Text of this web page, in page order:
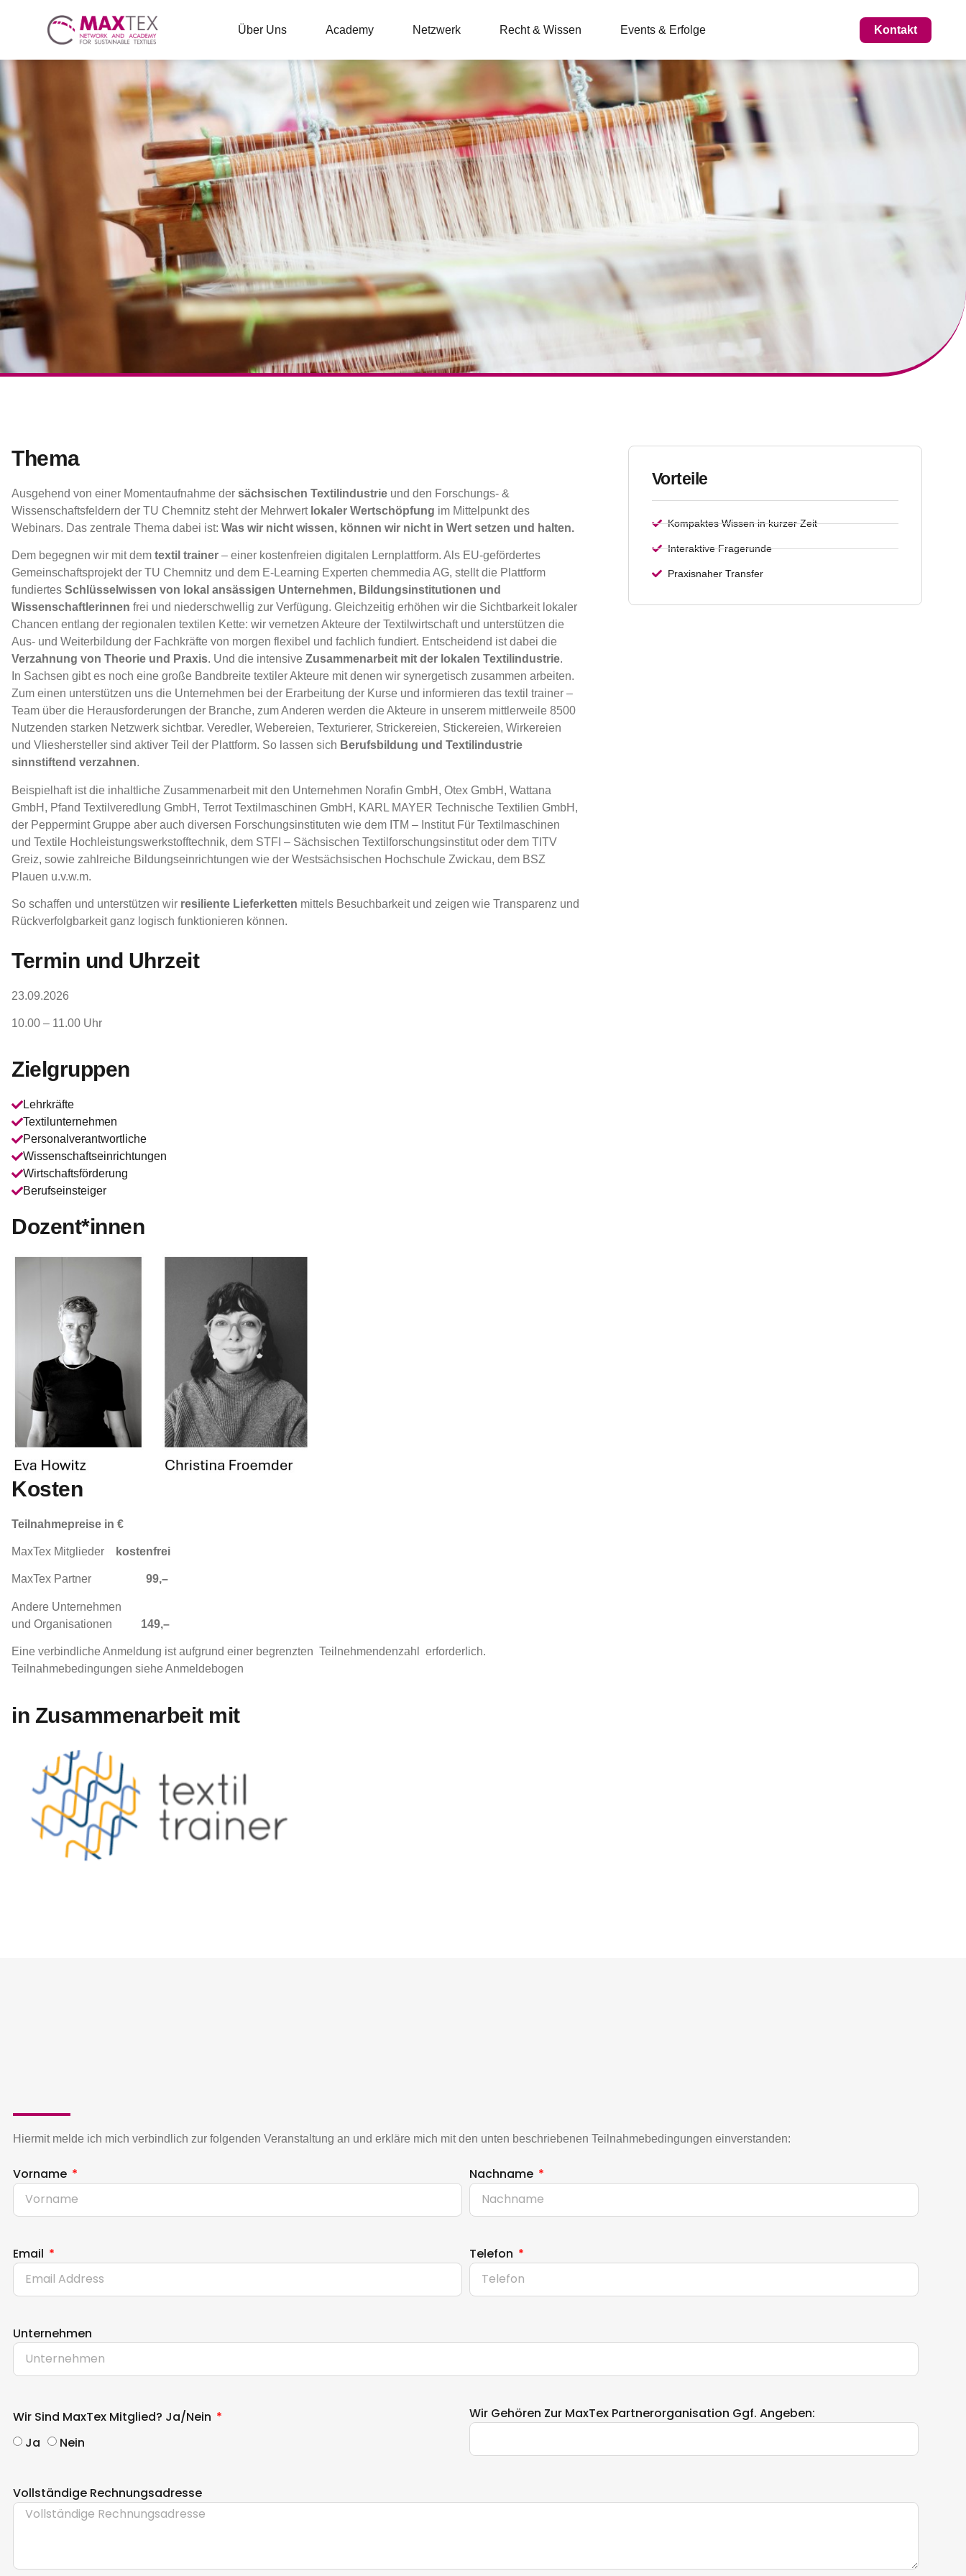
Über Uns Academy Netzwerk Recht & Wissen Events & Erfolge Kontakt
Thema
Ausgehend von einer Momentaufnahme der sächsischen Textilindustrie und den Forschungs- &
Wissenschaftsfeldern der TU Chemnitz steht der Mehrwert lokaler Wertschöpfung im Mittelpunkt des
Webinars. Das zentrale Thema dabei ist: Was wir nicht wissen, können wir nicht in Wert setzen und halten.
Dem begegnen wir mit dem textil trainer – einer kostenfreien digitalen Lernplattform. Als EU-gefördertes
Gemeinschaftsprojekt der TU Chemnitz und dem E-Learning Experten chemmedia AG, stellt die Plattform
fundiertes Schlüsselwissen von lokal ansässigen Unternehmen, Bildungsinstitutionen und
Wissenschaftlerinnen frei und niederschwellig zur Verfügung. Gleichzeitig erhöhen wir die Sichtbarkeit lokaler
Chancen entlang der regionalen textilen Kette: wir vernetzen Akteure der Textilwirtschaft und unterstützen die
Aus- und Weiterbildung der Fachkräfte von morgen flexibel und fachlich fundiert. Entscheidend ist dabei die
Verzahnung von Theorie und Praxis. Und die intensive Zusammenarbeit mit der lokalen Textilindustrie.
In Sachsen gibt es noch eine große Bandbreite textiler Akteure mit denen wir synergetisch zusammen arbeiten.
Zum einen unterstützen uns die Unternehmen bei der Erarbeitung der Kurse und informieren das textil trainer –
Team über die Herausforderungen der Branche, zum Anderen werden die Akteure in unserem mittlerweile 8500
Nutzenden starken Netzwerk sichtbar. Veredler, Webereien, Texturierer, Strickereien, Stickereien, Wirkereien
und Vlieshersteller sind aktiver Teil der Plattform. So lassen sich Berufsbildung und Textilindustrie
sinnstiftend verzahnen.
Beispielhaft ist die inhaltliche Zusammenarbeit mit den Unternehmen Norafin GmbH, Otex GmbH, Wattana
GmbH, Pfand Textilveredlung GmbH, Terrot Textilmaschinen GmbH, KARL MAYER Technische Textilien GmbH,
der Peppermint Gruppe aber auch diversen Forschungsinstituten wie dem ITM – Institut Für Textilmaschinen
und Textile Hochleistungswerkstofftechnik, dem STFI – Sächsischen Textilforschungsinstitut oder dem TITV
Greiz, sowie zahlreiche Bildungseinrichtungen wie der Westsächsischen Hochschule Zwickau, dem BSZ
Plauen u.v.w.m.
So schaffen und unterstützen wir resiliente Lieferketten mittels Besuchbarkeit und zeigen wie Transparenz und
Rückverfolgbarkeit ganz logisch funktionieren können.
Termin und Uhrzeit
23.09.2026
10.00 – 11.00 Uhr
Zielgruppen
Lehrkräfte
Textilunternehmen
Personalverantwortliche
Wissenschaftseinrichtungen
Wirtschaftsförderung
Berufseinsteiger
Dozent*innen
Kosten
Teilnahmepreise in €
MaxTex Mitglieder kostenfrei
MaxTex Partner 99,–
Andere Unternehmen
und Organisationen
149,–
Eine verbindliche Anmeldung ist aufgrund einer begrenzten Teilnehmendenzahl erforderlich.
Teilnahmebedingungen siehe Anmeldebogen
in Zusammenarbeit mit
Vorteile
Kompaktes Wissen in kurzer Zeit
Interaktive Fragerunde
Praxisnaher Transfer
Hiermit melde ich mich verbindlich zur folgenden Veranstaltung an und erkläre mich mit den unten beschriebenen Teilnahmebedingungen einverstanden:
Vorname Nachname
Email Telefon
Unternehmen
Wir Sind MaxTex Mitglied? Ja/nein
Ja
Nein
Wir Gehören Zur MaxTex Partnerorganisation Ggf. Angeben:
Vollständige Rechnungsadresse